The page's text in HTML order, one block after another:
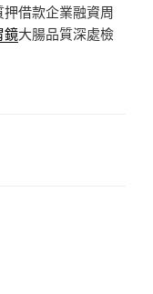
押借款企業融資周
鏡大腸品質深處檢